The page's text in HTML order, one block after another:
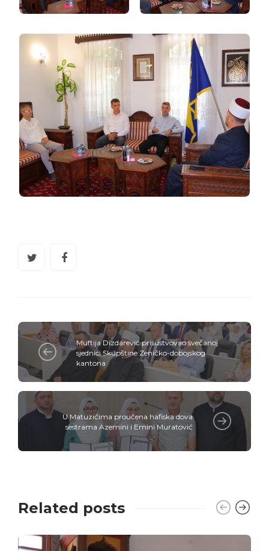
Muftija Dizdarević prisustvovao svečanoj
sjednici Skupštine Zeničko-dobojskog
kantona
U Matuzićima proučena hafiska dova
sestrama Azemini i Emini Muratović
Related posts